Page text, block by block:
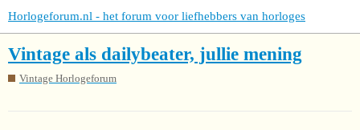
Horlogeforum.nl - het forum voor liefhebbers van horloges
Vintage als dailybeater, jullie mening
Vintage Horlogeforum